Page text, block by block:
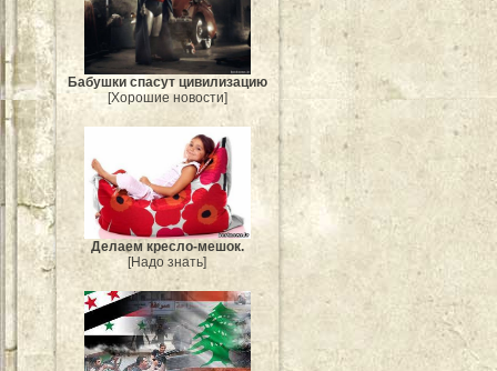
Бабушки спасут цивилизацию
[Хорошие новости]
Делаем кресло-мешок.
[Надо знать]